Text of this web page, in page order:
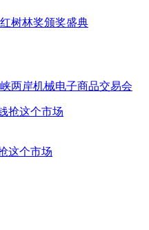
树林奖颁奖盛典
两岸机械电子商品交易会
这个市场